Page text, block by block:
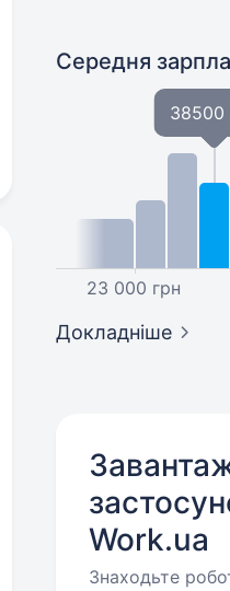
Середня
23 000 грн
38500
Докладніше
Work.ua
Знаходьте